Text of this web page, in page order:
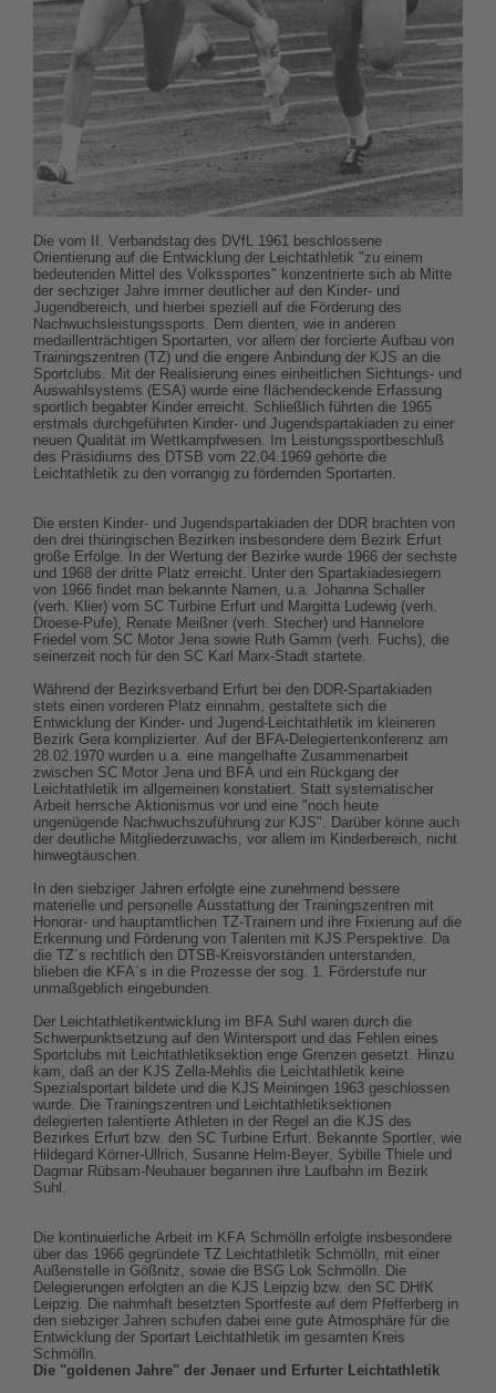
Die vom II. Verbandstag des DVfL 1961 beschlossene
Orientierung auf die Entwicklung der Leichtathletik "zu einem
bedeutenden Mittel des Volkssportes" konzentrierte sich ab Mitte
der sechziger Jahre immer deutlicher auf den Kinder- und
Jugendbereich, und hierbei speziell auf die Förderung des
Nachwuchsleistungssports. Dem dienten, wie in anderen
medaillenträchtigen Sportarten, vor allem der forcierte Aufbau von
Trainingszentren (TZ) und die engere Anbindung der KJS an die
Sportclubs. Mit der Realisierung eines einheitlichen Sichtungs- und
Auswahlsystems (ESA) wurde eine flächendeckende Erfassung
sportlich begabter Kinder erreicht. Schließlich führten die 1965
erstmals durchgeführten Kinder- und Jugendspartakiaden zu einer
neuen Qualität im Wettkampfwesen. Im Leistungssportbeschluß
des Präsidiums des DTSB vom 22.04.1969 gehörte die
Leichtathletik zu den vorrangig zu fördernden Sportarten.
Die ersten Kinder- und Jugendspartakiaden der DDR brachten von
den drei thüringischen Bezirken insbesondere dem Bezirk Erfurt
große Erfolge. In der Wertung der Bezirke wurde 1966 der sechste
und 1968 der dritte Platz erreicht. Unter den Spartakiadesiegern
von 1966 findet man bekannte Namen, u.a. Johanna Schaller
(verh. Klier) vom SC Turbine Erfurt und Margitta Ludewig (verh.
Droese-Pufe), Renate Meißner (verh. Stecher) und Hannelore
Friedel vom SC Motor Jena sowie Ruth Gamm (verh. Fuchs), die
seinerzeit noch für den SC Karl Marx-Stadt startete.
Während der Bezirksverband Erfurt bei den DDR-Spartakiaden
stets einen vorderen Platz einnahm, gestaltete sich die
Entwicklung der Kinder- und Jugend-Leichtathletik im kleineren
Bezirk Gera komplizierter. Auf der BFA-Delegiertenkonferenz am
28.02.1970 wurden u.a. eine mangelhafte Zusammenarbeit
zwischen SC Motor Jena und BFA und ein Rückgang der
Leichtathletik im allgemeinen konstatiert. Statt systematischer
Arbeit herrsche Aktionismus vor und eine "noch heute
ungenügende Nachwuchszuführung zur KJS". Darüber könne auch
der deutliche Mitgliederzuwachs, vor allem im Kinderbereich, nicht
hinwegtäuschen.
In den siebziger Jahren erfolgte eine zunehmend bessere
materielle und personelle Ausstattung der Trainingszentren mit
Honorar- und hauptamtlichen TZ-Trainern und ihre Fixierung auf die
Erkennung und Förderung von Talenten mit KJS.Perspektive. Da
die TZ´s rechtlich den DTSB-Kreisvorständen unterstanden,
blieben die KFA´s in die Prozesse der sog. 1. Förderstufe nur
unmaßgeblich eingebunden.
Der Leichtathletikentwicklung im BFA Suhl waren durch die
Schwerpunktsetzung auf den Wintersport und das Fehlen eines
Sportclubs mit Leichtathletiksektion enge Grenzen gesetzt. Hinzu
kam, daß an der KJS Zella-Mehlis die Leichtathletik keine
Spezialsportart bildete und die KJS Meiningen 1963 geschlossen
wurde. Die Trainingszentren und Leichtathletiksektionen
delegierten talentierte Athleten in der Regel an die KJS des
Bezirkes Erfurt bzw. den SC Turbine Erfurt. Bekannte Sportler, wie
Hildegard Körner-Ullrich, Susanne Helm-Beyer, Sybille Thiele und
Dagmar Rübsam-Neubauer begannen ihre Laufbahn im Bezirk
Suhl.
Die kontinuierliche Arbeit im KFA Schmölln erfolgte insbesondere
über das 1966 gegründete TZ Leichtathletik Schmölln, mit einer
Außenstelle in Gößnitz, sowie die BSG Lok Schmölln. Die
Delegierungen erfolgten an die KJS Leipzig bzw. den SC DHfK
Leipzig. Die nahmhaft besetzten Sportfeste auf dem Pfefferberg in
den siebziger Jahren schufen dabei eine gute Atmosphäre für die
Entwicklung der Sportart Leichtathletik im gesamten Kreis
Schmölln.
Die "goldenen Jahre" der Jenaer und Erfurter Leichtathletik